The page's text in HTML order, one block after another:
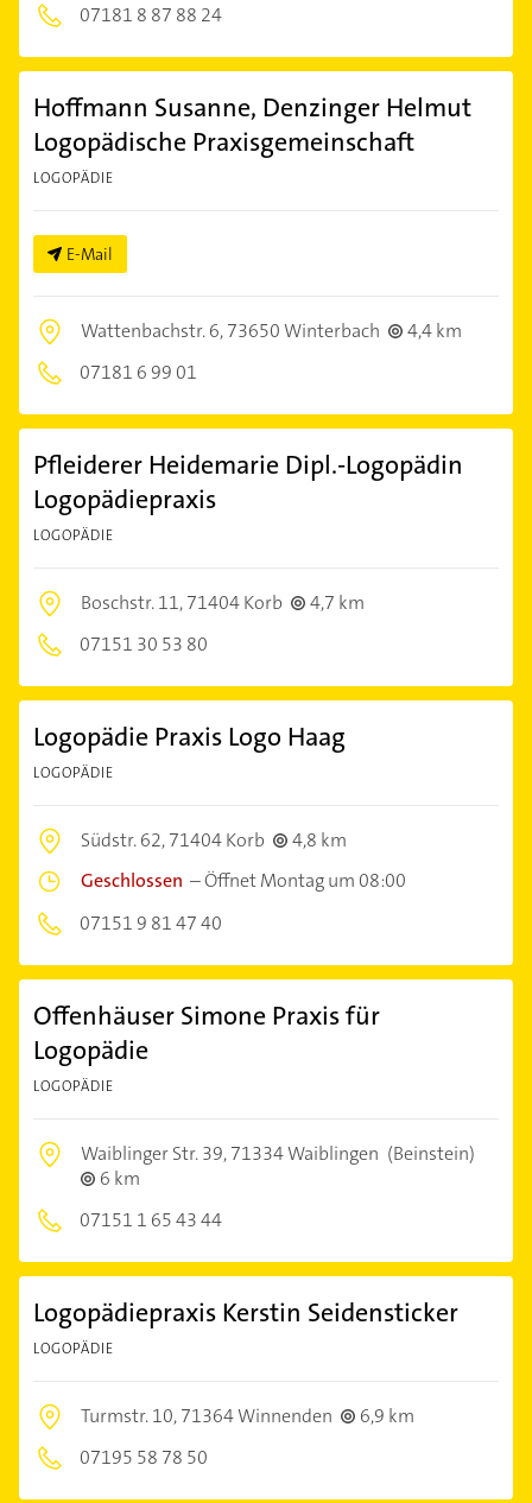
07181 8 87 88 24
Hoffmann Susanne, Denzinger Helmut
Logopädische Praxisgemeinschaft
LOGOPÄDIE
E-Mail
Wattenbachstr. 6,73650 Winterbach
4,4 km
07181 6 99 01
Pfleiderer Heidemarie Dipl.-Logopädin
Logopädiepraxis
LOGOPÄDIE
Boschstr. 11,71404 Korb
4,7 km
07151 30 53 80
Logopädie Praxis Logo Haag
LOGOPÄDIE
Südstr. 62,71404 Korb
4,8 km
Geschlossen –Öffnet Montag um 08:00
07151 9 81 47 40
Offenhäuser Simone Praxis für
Logopädie
LOGOPÄDIE
Waiblinger Str. 39,71334 Waiblingen (Beinstein)
6 km
07151 1 65 43 44
Logopädiepraxis Kerstin Seidensticker
LOGOPÄDIE
Turmstr. 10,71364 Winnenden
6,9 km
07195 58 78 50